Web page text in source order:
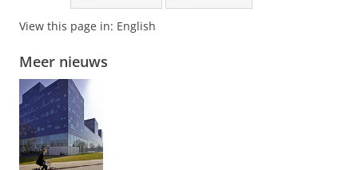
View this page in: English
Meer nieuws